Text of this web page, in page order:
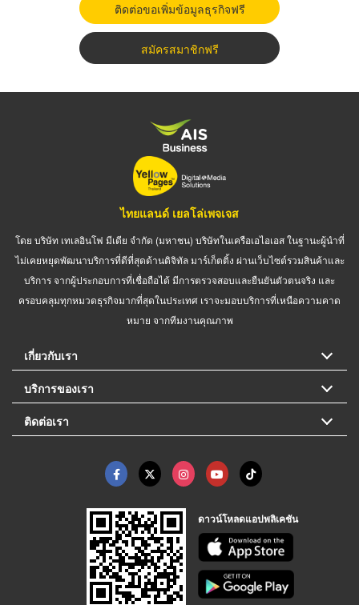
ติดต่อขอเพิ่มข้อมูลธุรกิจฟรี
สมัครสมาชิกฟรี
ไทยแลนด์ เยลโล่เพจเจส
โดย บริษัท เทเลอินโฟ มีเดีย จำกัด (มหาชน) บริษัทในเครือเอไอเอส ในฐานะผู้นำที่
ไม่เคยหยุดพัฒนาบริการที่ดีที่สุดด้านดิจิทัล มาร์เก็ตติ้ง ผ่านเว็บไซต์รวมสินค้าและ
บริการ จากผู้ประกอบการที่เชื่อถือได้ มีการตรวจสอบและยืนยันตัวตนจริง และ
ครอบคลุมทุกหมวดธุรกิจมากที่สุดในประเทศ เราจะมอบบริการที่เหนือความคาด
หมาย จากทีมงานคุณภาพ
เกี่ยวกับเรา
บริการของเรา
ติดต่อเรา
ดาวน์โหลดแอปพลิเคชัน